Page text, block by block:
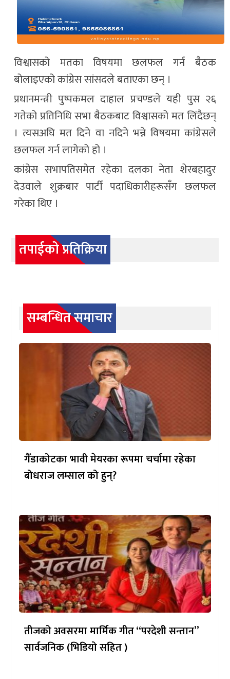
विश्वासको मतका विषयमा छलफल गर्न बैठक
बोलाइएको कांग्रेस सांसदले बताएका छन् ।
प्रधानमन्त्री पुष्पकमल दाहाल प्रचण्डले यही पुस २६
गतेको प्रतिनिधि सभा बैठकबाट विश्वासको मत लिंदैछन्
। त्यसअघि मत दिने वा नदिने भन्ने विषयमा कांग्रेसले
छलफल गर्न लागेको हो ।
कांग्रेस सभापतिसमेत रहेका दलका नेता शेरबहादुर
देउवाले शुक्रबार पार्टी पदाधिकारीहरूसँग छलफल
गरेका थिए ।
तपाईको प्रतिक्रिया
सम्बन्धित समाचार
गैँडाकोटका भावी मेयरका रूपमा चर्चामा रहेका
बोधराज लम्साल को हुन्?
तीजको अवसरमा मार्मिक गीत “परदेशी सन्तान”
सार्वजनिक (भिडियो सहित )